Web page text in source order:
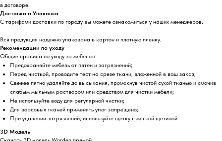
в договоре.
Доставка и Упаковка
С тарифами доставки по городу вы можете ознакомиться у наших менеджеров.
Вся продукция надежно упакована в картон и плотную пленку.
Рекомендации по уходу
Общие правила по уходу за мебелью:
Предохраняйте мебель от пятен и загрязнений;
Перед чисткой, проводите тест на срезе ткани, вложенной в ваш заказ;
Свежее пятно удаляйте до высыхания, промокнув чистой сухой тканью и смочив
слабым мыльным раствором или средством для чистки мебели;
Не используйте воду для регулярной чистки;
Для ворсовых тканей применять угюг запрещено;
При удалении загрязнений, используйте щетку с мягкой щетиной.
3D Модель